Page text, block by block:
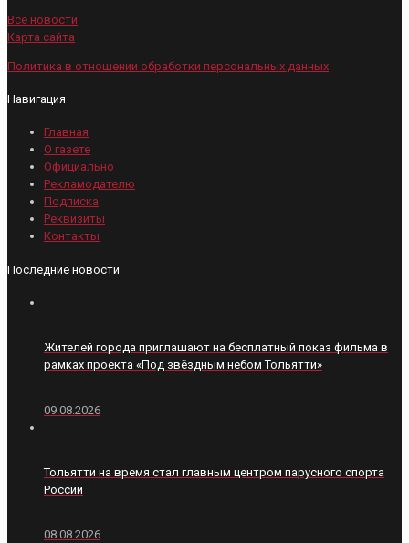
Все новости
Карта сайта
Политика в отношении обработки персональных данных
Навигация
Главная
О газете
Официально
Рекламодателю
Подписка
Реквизиты
Контакты
Последние новости
Жителей города приглашают на бесплатный показ фильма в
рамках проекта «Под звёздным небом Тольятти»
09.08.2026
Тольятти на время стал главным центром парусного спорта
России
08.08.2026